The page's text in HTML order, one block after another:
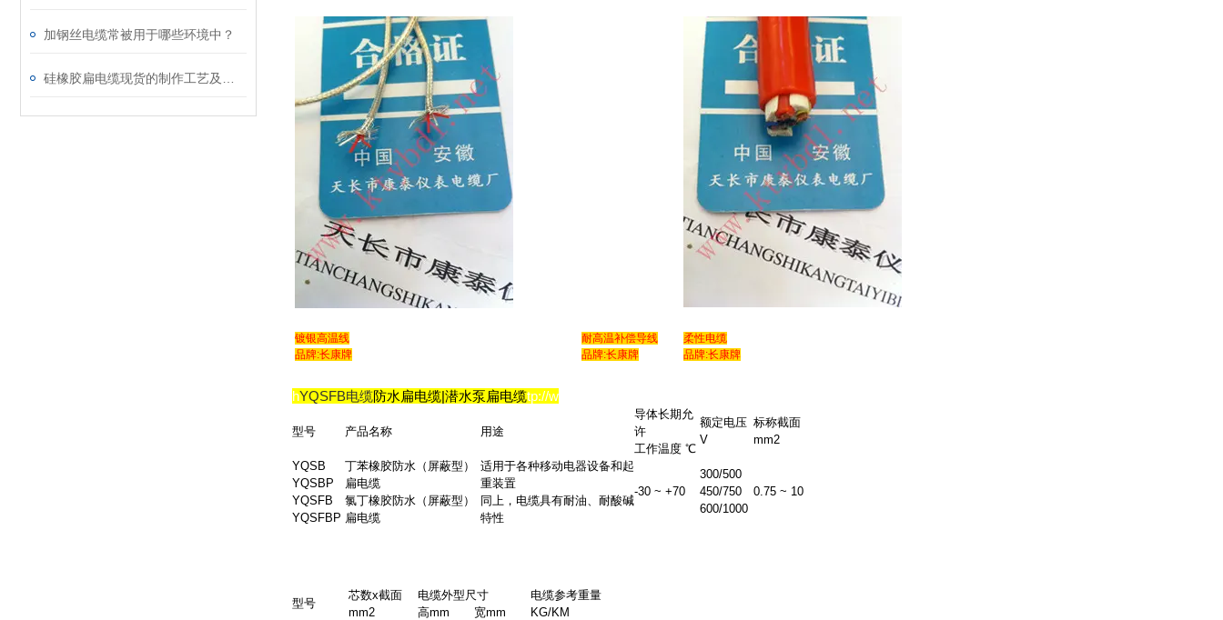
加钢丝电缆常被用于哪些环境中？
镀银高温线
品牌:长康牌
耐高温补偿导线
品牌:长康牌
柔性电缆
品牌:长康牌
hYQSFB电缆防水扁电缆|潜水泵扁电缆tp://w
型号 产品名称 用途
导体长期允
许
工作温度 ℃
额定电压
V
标称截面
mm2
YQSB
丁苯橡胶防水（屏蔽型）
扁电缆
适用于各种移动电器设备和起
重装置
-30 ~ +70
300/500
450/750
600/1000
0.75 ~ 10
YQSBP
YQSFB
氯丁橡胶防水（屏蔽型）
扁电缆
同上，电缆具有耐油、耐酸碱
特性
YQSFBP
型号
芯数x截面
mm2
电缆外型尺寸
电缆参考重量
KG/KM
高mm 宽mm